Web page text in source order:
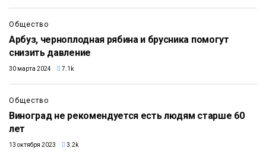
Общество
Арбуз, черноплодная рябина и брусника помогут
снизить давление
30 марта 2024 7.1k
Общество
Виноград не рекомендуется есть людям старше 60
лет
13 октября 2023 3.2k